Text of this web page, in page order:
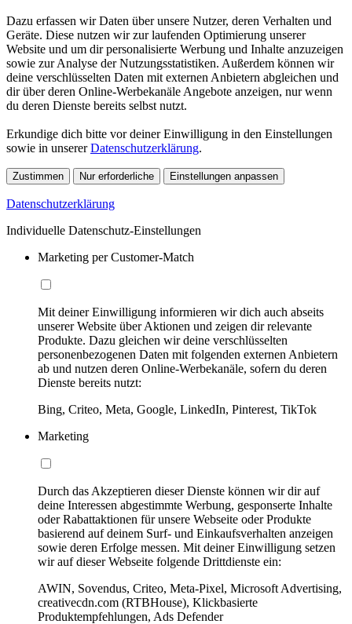
Dazu erfassen wir Daten über unsere Nutzer, deren Verhalten und
Geräte. Diese nutzen wir zur laufenden Optimierung unserer
Website und um dir personalisierte Werbung und Inhalte anzuzeigen
sowie zur Analyse der Nutzungsstatistiken. Außerdem können wir
deine verschlüsselten Daten mit externen Anbietern abgleichen und
dir über deren Online-Werbekanäle Angebote anzeigen, nur wenn
du deren Dienste bereits selbst nutzt.
Erkundige dich bitte vor deiner Einwilligung in den Einstellungen
sowie in unsererDatenschutzerklärung.
Zustimmen Nur erforderliche Einstellungen anpassen
Datenschutzerklärung
Individuelle Datenschutz-Einstellungen
Marketing per Customer-Match
Mit deiner Einwilligung informieren wir dich auch abseits
unserer Website über Aktionen und zeigen dir relevante
Produkte. Dazu gleichen wir deine verschlüsselten
personenbezogenen Daten mit folgenden externen Anbietern
ab und nutzen deren Online-Werbekanäle, sofern du deren
Dienste bereits nutzt:
Bing, Criteo, Meta, Google, LinkedIn, Pinterest, TikTok
Marketing
Durch das Akzeptieren dieser Dienste können wir dir auf
deine Interessen abgestimmte Werbung, gesponserte Inhalte
oder Rabattaktionen für unsere Webseite oder Produkte
basierend auf deinem Surf- und Einkaufsverhalten anzeigen
sowie deren Erfolge messen. Mit deiner Einwilligung setzen
wir auf dieser Webseite folgende Drittdienste ein:
AWIN, Sovendus, Criteo, Meta-Pixel, Microsoft Advertising,
creativecdn.com (RTBHouse), Klickbasierte
Produktempfehlungen, Ads Defender